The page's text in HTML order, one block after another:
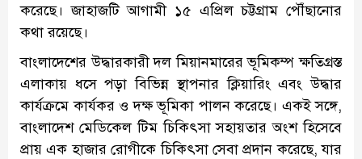
করেছে। জাহাজটি আগামী ১৫ এপ্রিল চট্টগ্রাম পৌঁছানোর
কথা রয়েছে।
বাংলাদেশের উদ্ধারকারী দল মিয়ানমারের ভূমিকম্প ক্ষতিগ্রস্ত
এলাকায় ধসে পড়া বিভিন্ন স্থাপনার ক্লিয়ারিং এবং উদ্ধার
কার্যক্রমে কার্যকর ও দক্ষ ভূমিকা পালন করেছে। একই সঙ্গে,
বাংলাদেশ মেডিকেল টিম চিকিৎসা সহায়তার অংশ হিসেবে
প্রায় এক হাজার রোগীকে চিকিৎসা সেবা প্রদান করেছে, যার